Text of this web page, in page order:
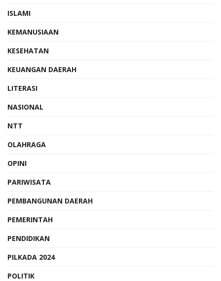
ISLAMI
KEMANUSIAAN
KESEHATAN
KEUANGAN DAERAH
LITERASI
NASIONAL
NTT
OLAHRAGA
OPINI
PARIWISATA
PEMBANGUNAN DAERAH
PEMERINTAH
PENDIDIKAN
PILKADA 2024
POLITIK